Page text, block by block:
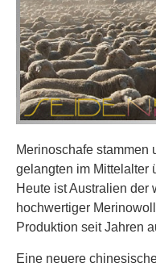
Merinoschafe stammen
gelangten im Mittelalter
Heute ist Australien der
hochwertiger
Produktion seit Jahren
Eine neuere